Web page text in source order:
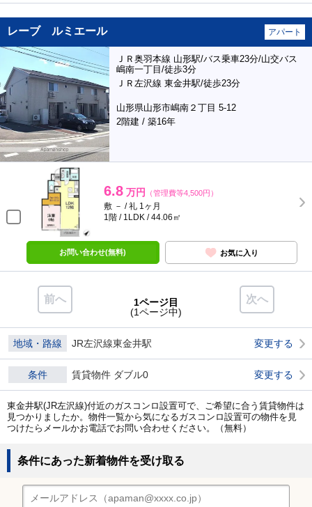
レーブ ルミエール アパート
ＪＲ奥羽本線 山形駅/バス乗車23分/山交バス
嶋南一丁目/徒歩3分
ＪＲ左沢線 東金井駅/徒歩23分
山形県山形市嶋南２丁目 5-12
2階建 / 築16年
6.8 万円 （管理費等4,500円）
敷 － / 礼 1ヶ月
1階 / 1LDK / 44.06㎡
お問い合わせ(無料) お気に入り
前へ 次へ
1ページ目
(1ページ中)
地域・路線 JR左沢線東金井駅 変更する
条件 賃貸物件 ダブル0 変更する
東金井駅(JR左沢線)付近のガスコンロ設置可で、ご希望に合う賃貸物件は
見つかりましたか。物件一覧から気になるガスコンロ設置可の物件を見
つけたらメールかお電話でお問い合わせください。（無料）
条件にあった新着物件を受け取る